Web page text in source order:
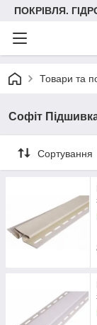
ПОКРІВЛЯ.
Товари та
Софіт
Сортування